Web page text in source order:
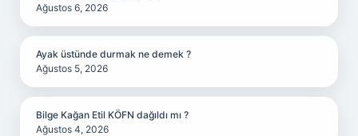
Ağustos 6, 2026
Ayak üstünde durmak ne demek ?
Ağustos 5, 2026
Bilge Kağan Etil KÖFN dağıldı mı ?
Ağustos 4, 2026